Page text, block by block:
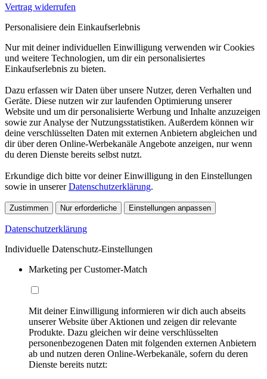
Vertrag widerrufen
Personalisiere dein Einkaufserlebnis
Nur mit deiner individuellen Einwilligung verwenden wir Cookies
und weitere Technologien, um dir ein personalisiertes
Einkaufserlebnis zu bieten.
Dazu erfassen wir Daten über unsere Nutzer, deren Verhalten und
Geräte. Diese nutzen wir zur laufenden Optimierung unserer
Website und um dir personalisierte Werbung und Inhalte anzuzeigen
sowie zur Analyse der Nutzungsstatistiken. Außerdem können wir
deine verschlüsselten Daten mit externen Anbietern abgleichen und
dir über deren Online-Werbekanäle Angebote anzeigen, nur wenn
du deren Dienste bereits selbst nutzt.
Erkundige dich bitte vor deiner Einwilligung in den Einstellungen
sowie in unsererDatenschutzerklärung.
Zustimmen Nur erforderliche Einstellungen anpassen
Datenschutzerklärung
Individuelle Datenschutz-Einstellungen
Marketing per Customer-Match
Mit deiner Einwilligung informieren wir dich auch abseits
unserer Website über Aktionen und zeigen dir relevante
Produkte. Dazu gleichen wir deine verschlüsselten
personenbezogenen Daten mit folgenden externen Anbietern
ab und nutzen deren Online-Werbekanäle, sofern du deren
Dienste bereits nutzt: